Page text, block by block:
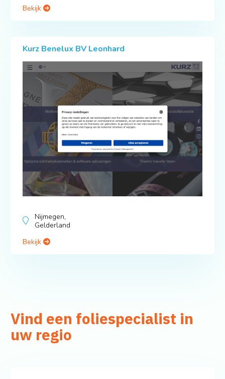
Bekijk
Kurz Benelux BV Leonhard
Nijmegen,
Gelderland
Bekijk
Vind een foliespecialist in
uw regio